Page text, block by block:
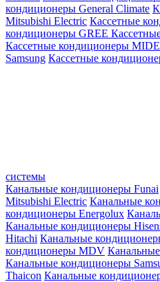
кондиционеры General Climate
Mitsubishi Electric Кассетные
кондиционеры GREE
Кассетные кондиционеры
Samsung Кассетные
системы
Канальные кондиционеры Funai
Mitsubishi Electric Канальные
кондиционеры Energolux
Канальные кондиционеры
Hitachi Канальные
кондиционеры MDV
Канальные кондиционеры
Thaicon Канальные